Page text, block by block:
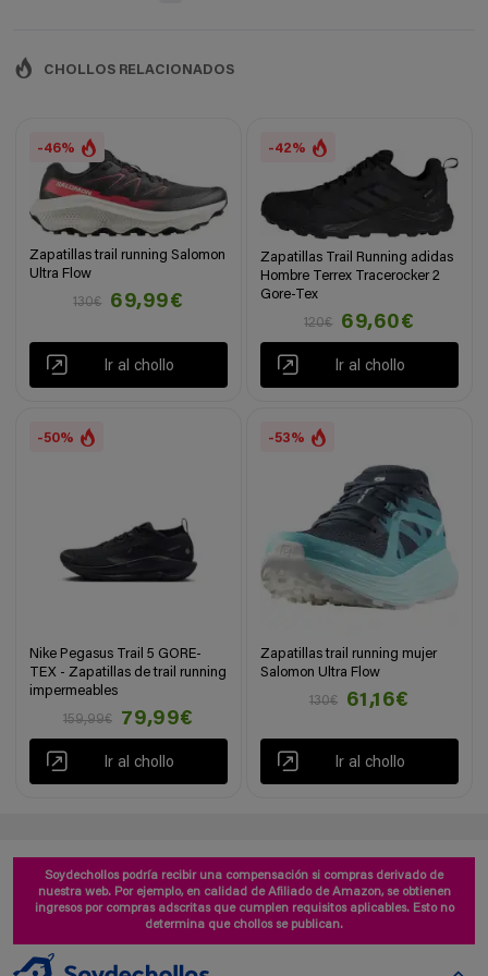
CHOLLOS RELACIONADOS
-46%
Zapatillas trail running Salomon
Ultra Flow
130€
69,99€
Ir al chollo
-42%
Zapatillas Trail Running adidas
Hombre Terrex Tracerocker 2
Gore-Tex
120€
69,60€
Ir al chollo
-50%
Nike Pegasus Trail 5 GORE-
TEX - Zapatillas de trail running
impermeables
159,99€
79,99€
Ir al chollo
-53%
Zapatillas trail running mujer
Salomon Ultra Flow
130€
61,16€
Ir al chollo
Soydechollos podría recibir una compensación si compras derivado de
nuestra web. Por ejemplo, en calidad de Afiliado de Amazon, se obtienen
ingresos por compras adscritas que cumplen requisitos aplicables. Esto no
determina que chollos se publican.